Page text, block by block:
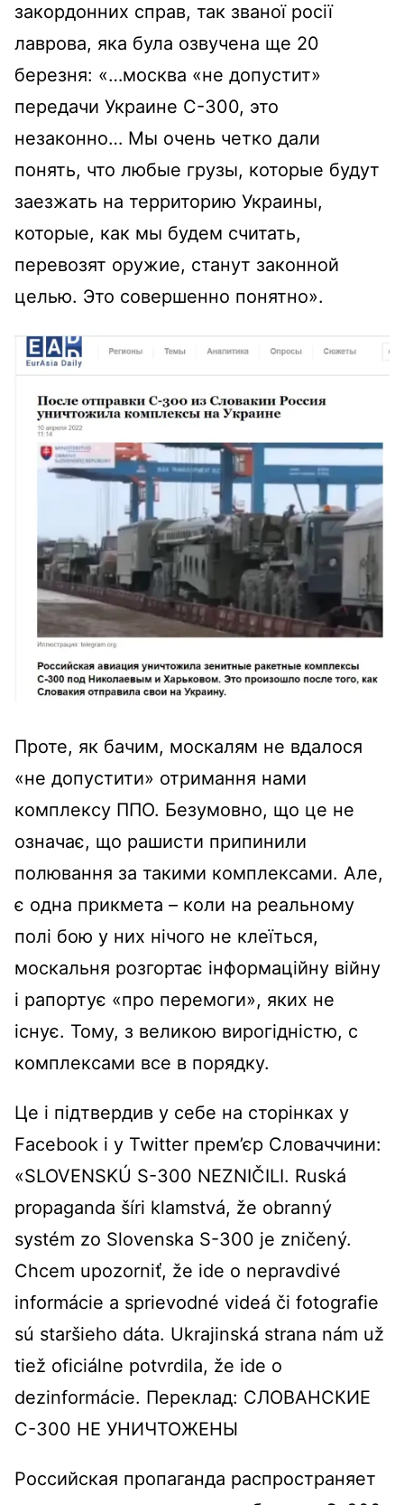
закордонних справ, так званої росії
лаврова, яка була озвучена ще 20
березня: «…москва «не допустит»
передачи Украине С-300, это
незаконно… Мы очень четко дали
понять, что любые грузы, которые будут
заезжать на территорию Украины,
которые, как мы будем считать,
перевозят оружие, станут законной
целью. Это совершенно понятно».
Проте, як бачим, москалям не вдалося
«не допустити» отримання нами
комплексу ППО. Безумовно, що це не
означає, що рашисти припинили
полювання за такими комплексами. Але,
є одна прикмета – коли на реальному
полі бою у них нічого не клеїться,
москальня розгортає інформаційну війну
і рапортує «про перемоги», яких не
існує. Тому, з великою вирогідністю, с
комплексами все в порядку.
Це і підтвердив у себе на сторінках у
Facebook і у Twitter прем’єр Словаччини:
«SLOVENSKÚ S-300 NEZNIČILI. Ruská
propaganda šíri klamstvá, že obranný
systém zo Slovenska S-300 je zničený.
Chcem upozorniť, že ide o nepravdivé
informácie a sprievodné videá či fotografie
sú staršieho dáta. Ukrajinská strana nám už
tiež oficiálne potvrdila, že ide o
dezinformácie. Переклад: СЛОВАНСКИЕ
С-300 НЕ УНИЧТОЖЕНЫ
Российская пропаганда распространяет